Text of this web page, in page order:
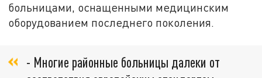
больницами, оснащенными медицинским
оборудованием последнего поколения.
- Многие районные больницы далеки от